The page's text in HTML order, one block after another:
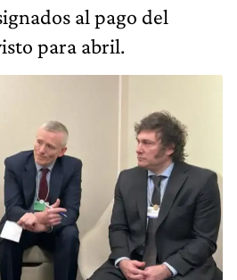
al pago del
para abril.